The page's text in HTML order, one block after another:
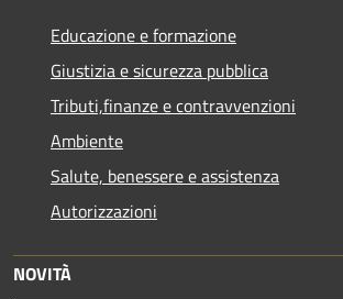
Educazione e formazione
Giustizia e sicurezza pubblica
Tributi,finanze e contravvenzioni
Ambiente
Salute, benessere e assistenza
Autorizzazioni
NOVITÀ